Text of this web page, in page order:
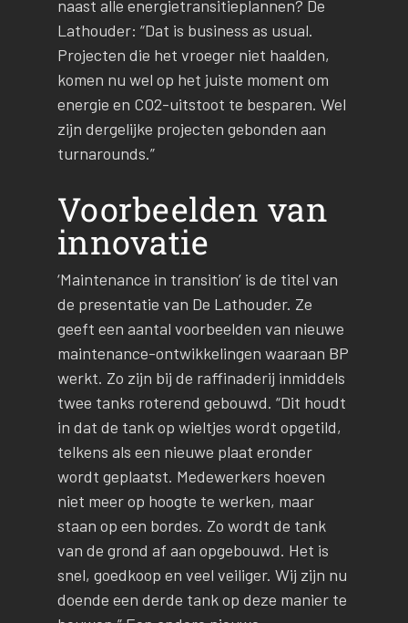
naast alle energietransitieplannen? De
Lathouder: “Dat is business as usual.
Projecten die het vroeger niet haalden,
komen nu wel op het juiste moment om
energie en CO2-uitstoot te besparen. Wel
zijn dergelijke projecten gebonden aan
turnarounds.”
Voorbeelden van
innovatie
‘Maintenance in transition’ is de titel van
de presentatie van De Lathouder. Ze
geeft een aantal voorbeelden van nieuwe
maintenance-ontwikkelingen waaraan BP
werkt. Zo zijn bij de raffinaderij inmiddels
twee tanks roterend gebouwd. “Dit houdt
in dat de tank op wieltjes wordt opgetild,
telkens als een nieuwe plaat eronder
wordt geplaatst. Medewerkers hoeven
niet meer op hoogte te werken, maar
staan op een bordes. Zo wordt de tank
van de grond af aan opgebouwd. Het is
snel, goedkoop en veel veiliger. Wij zijn nu
doende een derde tank op deze manier te